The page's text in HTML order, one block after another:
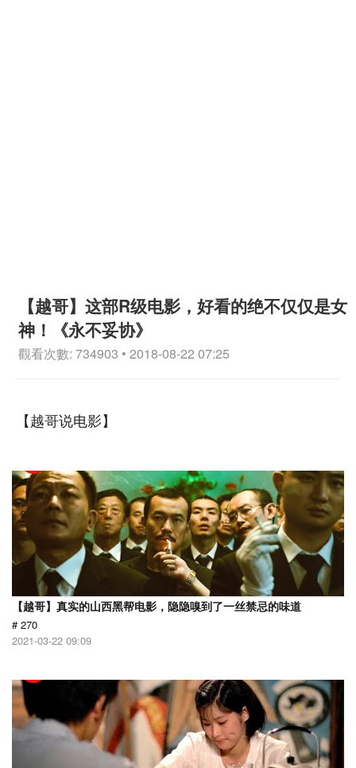
【越哥】这部R级电影，好看的绝不仅仅是女
神！《永不妥协》
觀看次數: 734903 • 2018-08-22 07:25
【越哥说电影】
【越哥】真实的山西黑帮电影，隐隐嗅到了一丝禁忌的味道
# 270
2021-03-22 09:09